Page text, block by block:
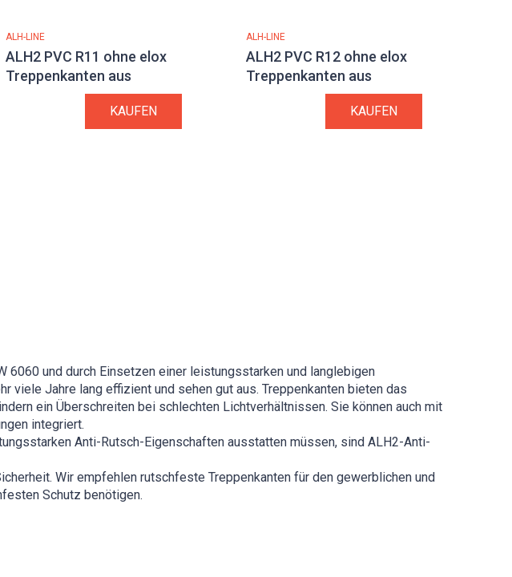
ALH-LINE
ALH2 PVC R11 ohne elox
Treppenkanten aus
KAUFEN
ALH-LINE
ALH2 PVC R12 ohne elox
Treppenkanten aus
KAUFEN
6060 und durch Einsetzen einer leistungsstarken und langlebigen
viele Jahre lang effizient und sehen gut aus. Treppenkanten bieten das
ein Überschreiten bei schlechten Lichtverhältnissen. Sie können auch mit
integriert.
Anti-Rutsch-Eigenschaften ausstatten müssen, sind ALH2-Anti-
Wir empfehlen rutschfeste Treppenkanten für den gewerblichen und
Schutz benötigen.